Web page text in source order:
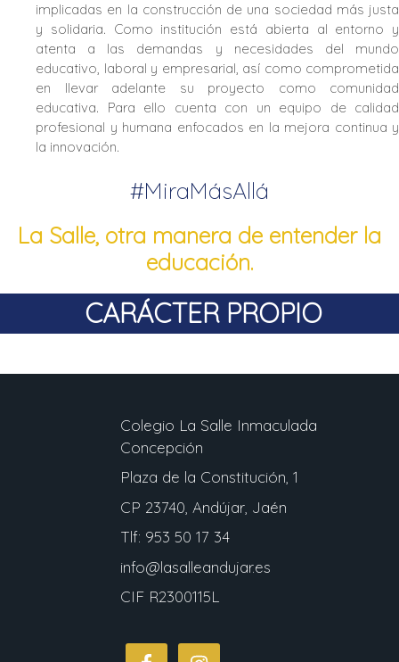
implicadas en la construcción de una sociedad más justa
y solidaria. Como institución está abierta al entorno y
atenta a las demandas y necesidades del mundo
educativo, laboral y empresarial, así como comprometida
en llevar adelante su proyecto como comunidad
educativa. Para ello cuenta con un equipo de calidad
profesional y humana enfocados en la mejora continua y
la innovación.
#MiraMásAllá
La Salle, otra manera de entender la
educación.
CARÁCTER PROPIO
Colegio La Salle Inmaculada
Concepción
Plaza de la Constitución, 1
CP 23740, Andújar, Jaén
Tlf: 953 50 17 34
info@lasalleandujar.es
CIF R2300115L